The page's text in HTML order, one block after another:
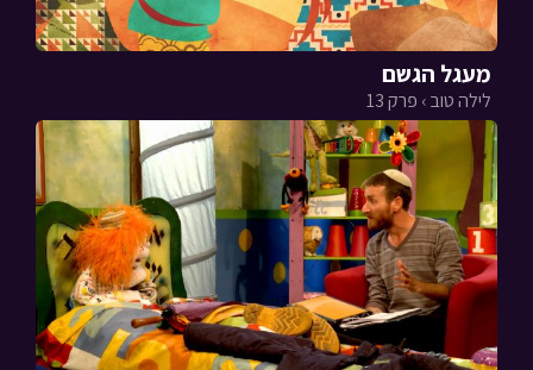
מעגל הגשם
לילה טוב › פרק 13